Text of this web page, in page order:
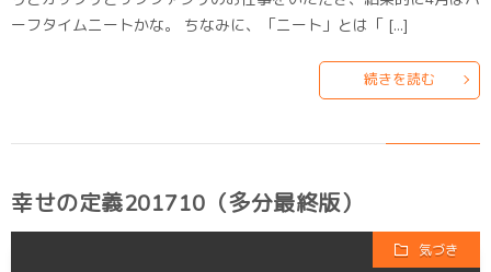
ーフタイムニートかな。 ちなみに、「ニート」とは「 […]
続きを読む
幸せの定義201710（多分最終版）
気づき